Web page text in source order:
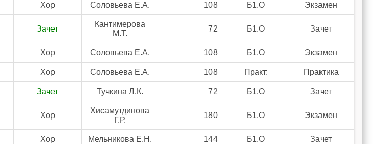
Хор Соловьева Е.А. 108 Б1.О Экзамен
Зачет
Кантимерова
М.Т.
72 Б1.О Зачет
Хор Соловьева Е.А. 108 Б1.О Экзамен
Хор Соловьева Е.А. 108 Практ. Практика
Зачет Тучкина Л.К. 72 Б1.О Зачет
Хор
Хисамутдинова
Г.Р.
180 Б1.О Экзамен
Хор Мельникова Е.Н. 144 Б1.О Зачет